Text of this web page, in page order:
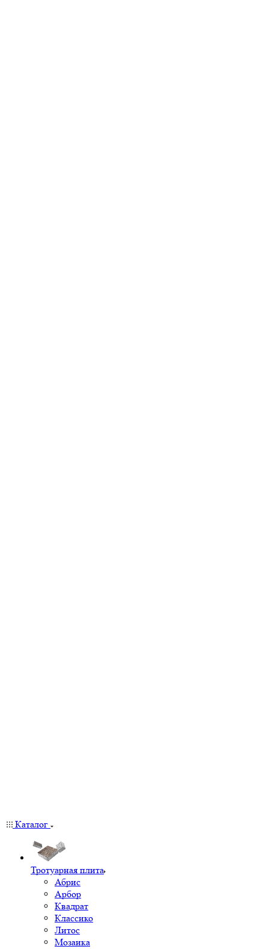
Каталог
Тротуарная плита
Абрис
Арбор
Квадрат
Классико
Литос
Мозаика